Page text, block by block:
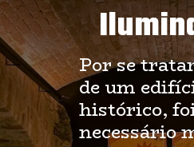
Por se
de um
histórico,
necessário